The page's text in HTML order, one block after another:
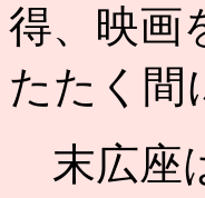
得、映画
たたく間
末広座